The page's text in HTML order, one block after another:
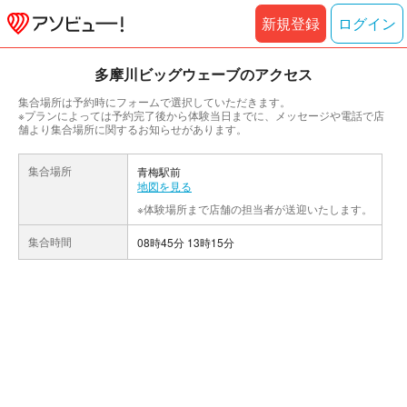
新規登録 ログイン
多摩川ビッグウェーブのアクセス
集合場所は予約時にフォームで選択していただきます。
※プランによっては予約完了後から体験当日までに、メッセージや電話で店
舗より集合場所に関するお知らせがあります。
集合場所
青梅駅前
地図を見る
※体験場所まで店舗の担当者が送迎いたします。
集合時間 08時45分 13時15分